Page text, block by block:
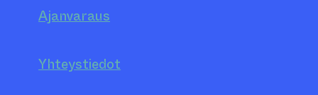
Ajanvaraus
Yhteystiedot